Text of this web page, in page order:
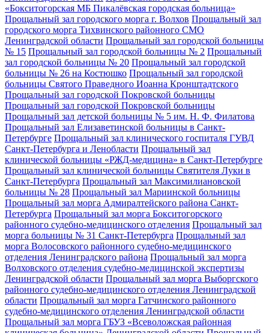
«Бокситогорская МБ Пикалёвская городская больница»
Прощальный зал городского морга г. Волхов Прощальный зал
городского морга Тихвинского районного СМО
Ленинградской области Прощальный зал городской больницы
№ 15 Прощальный зал городской больницы № 2 Прощальный
зал городской больницы № 20 Прощальный зал городской
больницы № 26 на Костюшко Прощальный зал городской
больницы Святого Праведного Иоанна Кронштадтского
Прощальный зал городской Покровской больницы
Прощальный зал городской Покровской больницы
Прощальный зал детской больницы № 5 им. Н. Ф. Филатова
Прощальный зал Елизаветинской больницы в Санкт-
Петербурге Прощальный зал клинического госпиталя ГУВД
Санкт-Петербурга и Ленобласти Прощальный зал
клинической больницы «РЖД-медицина» в Санкт-Петербурге
Прощальный зал клинической больницы Святителя Луки в
Санкт-Петербурга Прощальный зал Максимилиановской
больницы № 28 Прощальный зал Мариинской больницы
Прощальный зал морга Адмиралтейского района Санкт-
Петербурга Прощальный зал морга Бокситогорского
районного судебно-медицинского отделения Прощальный зал
морга больницы № 31 Санкт-Петербурга Прощальный зал
морга Волосовского районного судебно-медицинского
отделения Ленинградского района Прощальный зал морга
Волховского отделения судебно-медицинской экспертизы
Ленинградской области Прощальный зал морга Выборгского
районного судебно-медицинского отделения Ленинградской
области Прощальный зал морга Гатчинского районного
судебно-медицинского отделения Ленинградской области
Прощальный зал морга ГБУЗ «Всеволожская районная